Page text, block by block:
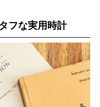
フな実用時計